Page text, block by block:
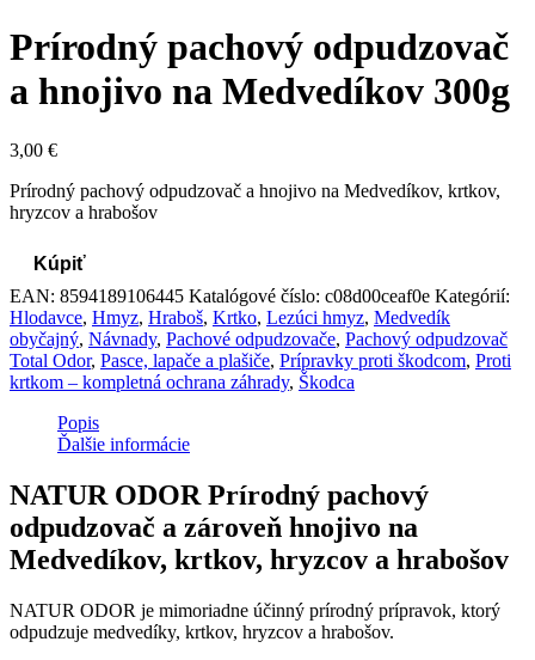
Prírodný pachový odpudzovač
a hnojivo na Medvedíkov 300g
3,00 €
Prírodný pachový odpudzovač a hnojivo na Medvedíkov, krtkov,
hryzcov a hrabošov
Kúpiť
EAN: 8594189106445 Katalógové číslo: c08d00ceaf0e Kategórií:
Hlodavce, Hmyz, Hraboš, Krtko, Lezúci hmyz, Medvedík
obyčajný, Návnady, Pachové odpudzovače, Pachový odpudzovač
Total Odor, Pasce, lapače a plašiče, Prípravky proti škodcom, Proti
krtkom – kompletná ochrana záhrady, Škodca
Popis
Ďalšie informácie
NATUR ODOR Prírodný pachový
odpudzovač a zároveň hnojivo na
Medvedíkov, krtkov, hryzcov a hrabošov
NATUR ODOR je mimoriadne účinný prírodný prípravok, ktorý
odpudzuje medvedíky, krtkov, hryzcov a hrabošov.